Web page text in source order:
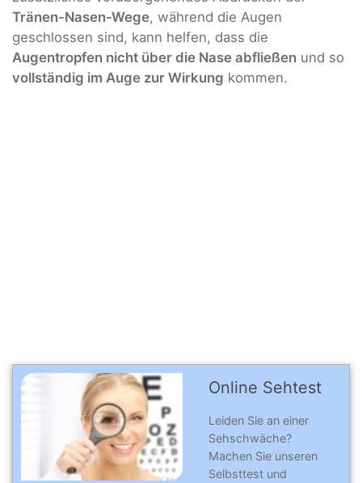
Tränen-Nasen-Wege, während die Augen
geschlossen sind, kann helfen, dass die
Augentropfen nicht über die Nase abfließen und so
vollständig im Auge zur Wirkung kommen.
Online Sehtest
Leiden Sie an einer
Sehschwäche?
Machen Sie unseren
Selbsttest und